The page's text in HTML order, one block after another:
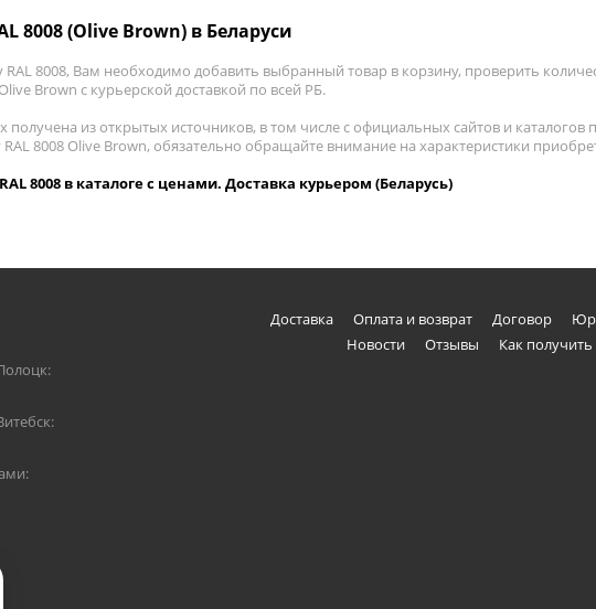
8008 (Olive Brown) в Беларуси
RAL 8008, Вам необходимо добавить выбранный товар в корзину, проверить
Brown с курьерской доставкой по всей РБ.
из открытых источников, в том числе с официальных сайтов и каталогов
RAL 8008 Olive Brown, обязательно обращайте внимание на характеристики
8008 в каталоге с ценами. Доставка курьером (Беларусь)
Доставка Оплата и возврат Договор
Новости
Отзывы Как получить